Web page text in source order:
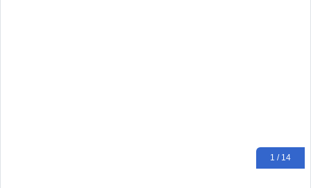
1 / 14